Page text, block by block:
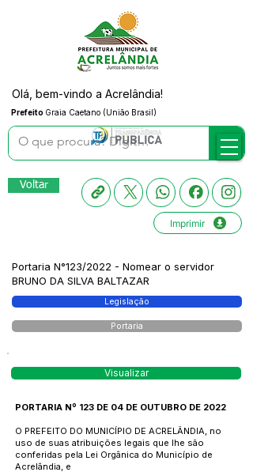
Prefeito Graia Caetano (União Brasil)
Olá, bem-vindo a Acrelândia!
Voltar
Imprimir
Portaria N°123/2022 - Nomear o servidor
BRUNO DA SILVA BALTAZAR
Legislação
Portaria
Visualizar
PORTARIA Nº 123 DE 04 DE OUTUBRO DE 2022
O PREFEITO DO MUNICÍPIO DE ACRELÂNDIA, no
uso de suas atribuições legais que lhe são
conferidas pela Lei Orgânica do Município de
Acrelândia, e